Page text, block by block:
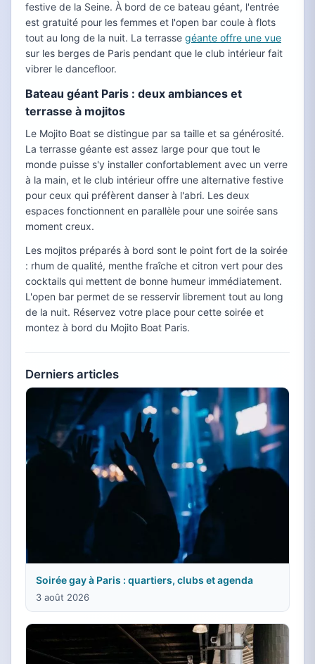
festive de la Seine. À bord de ce bateau géant, l'entrée
est gratuité pour les femmes et l'open bar coule à flots
tout au long de la nuit. La terrasse géante offre une vue
sur les berges de Paris pendant que le club intérieur fait
vibrer le dancefloor.
Bateau géant Paris : deux ambiances et
terrasse à mojitos
Le Mojito Boat se distingue par sa taille et sa générosité.
La terrasse géante est assez large pour que tout le
monde puisse s'y installer confortablement avec un verre
à la main, et le club intérieur offre une alternative festive
pour ceux qui préfèrent danser à l'abri. Les deux
espaces fonctionnent en parallèle pour une soirée sans
moment creux.
Les mojitos préparés à bord sont le point fort de la soirée
: rhum de qualité, menthe fraîche et citron vert pour des
cocktails qui mettent de bonne humeur immédiatement.
L'open bar permet de se resservir librement tout au long
de la nuit. Réservez votre place pour cette soirée et
montez à bord du Mojito Boat Paris.
Derniers articles
Soirée gay à Paris : quartiers, clubs et agenda
3 août 2026